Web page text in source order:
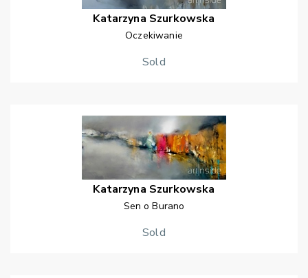
Katarzyna Szurkowska
Oczekiwanie
Sold
Katarzyna Szurkowska
Sen o Burano
Sold